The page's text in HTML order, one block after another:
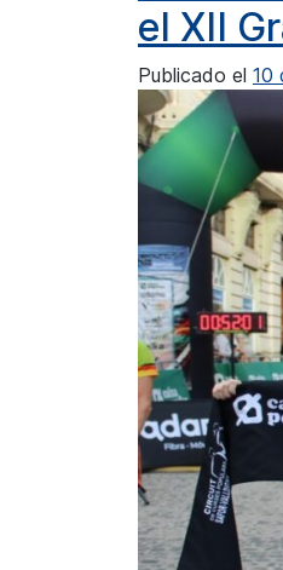
el XII
Publicado el 10